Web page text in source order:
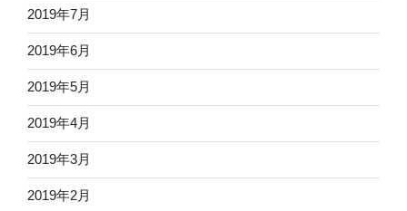
2019年7月
2019年6月
2019年5月
2019年4月
2019年3月
2019年2月